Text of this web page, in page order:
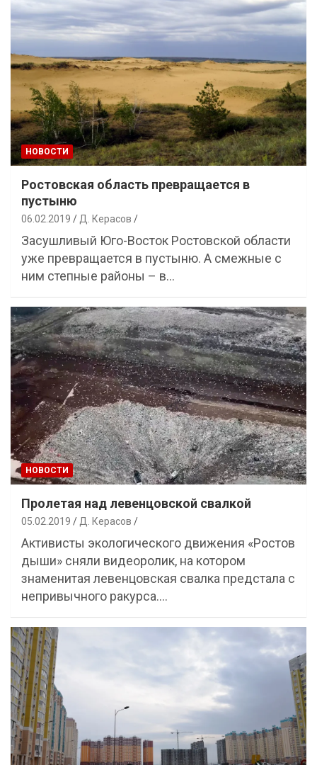
НОВОСТИ
Ростовская область превращается в
пустыню
06.02.2019 Д. Керасов
Засушливый Юго-Восток Ростовской области
уже превращается в пустыню. А смежные с
ним степные районы – в…
НОВОСТИ
Пролетая над левенцовской свалкой
05.02.2019 Д. Керасов
Активисты экологического движения «Ростов
дыши» сняли видеоролик, на котором
знаменитая левенцовская свалка предстала с
непривычного ракурса.…